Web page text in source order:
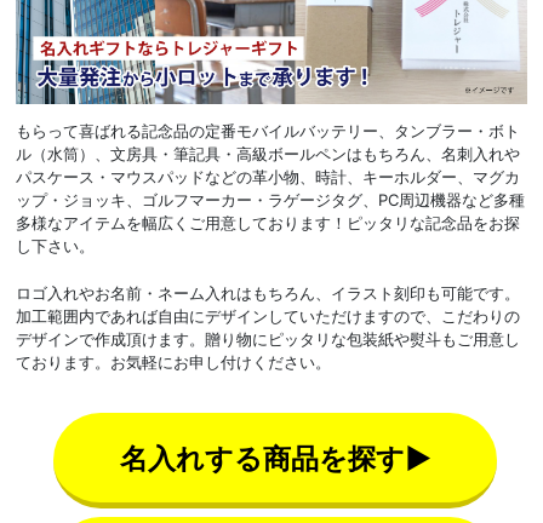
もらって喜ばれる記念品の定番モバイルバッテリー、タンブラー・ボト
ル（水筒）、文房具・筆記具・高級ボールペンはもちろん、名刺入れや
パスケース・マウスパッドなどの革小物、時計、キーホルダー、マグカ
ップ・ジョッキ、ゴルフマーカー・ラゲージタグ、PC周辺機器など多種
多様なアイテムを幅広くご用意しております！ピッタリな記念品をお探
し下さい。
ロゴ入れやお名前・ネーム入れはもちろん、イラスト刻印も可能です。
加工範囲内であれば自由にデザインしていただけますので、こだわりの
デザインで作成頂けます。贈り物にピッタリな包装紙や熨斗もご用意し
ております。お気軽にお申し付けください。
名入れする商品を探す▶